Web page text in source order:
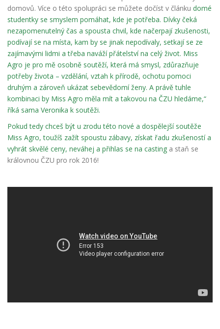
domovů. Více o této spolupráci se můžete dočíst v článku domé
studentky se smyslem pomáhat, kde je potřeba. Dívky čeká
nezapomenutelný čas a spousta chvil, kde načerpají zkušenosti,
podívají se na místa, kam by se jinak nepodívaly, setkají se ze
zajímavými lidmi a třeba naváží přátelství na celý život. Miss
Agro je pro mě osobně soutěží, která má smysl, zdůrazňuje
potřeby života – vzdělání, vztah k přírodě, ochotu pomoci
druhým a zároveň ukázat sebevědomí ženy. A právě tuhle
kombinaci by Miss Agro měla mít a takovou na ČZU hledáme,“
říká sama Veronika k soutěži.
Pokud tedy chceš být u zrodu této nové a dospělejší soutěže
Miss Agro, toužíš zažít spoustu zábavy, získat řadu zkušeností a
vyhrát skvělé ceny, neváhej a přihlas se na casting a staň se
královnou ČZU pro rok 2016!